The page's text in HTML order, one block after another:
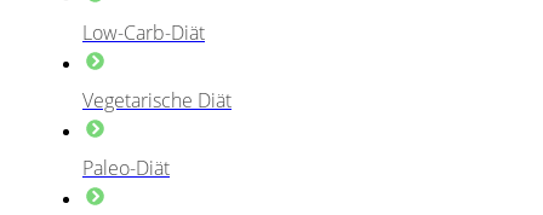
Low-Carb-Diät
Vegetarische Diät
Paleo-Diät